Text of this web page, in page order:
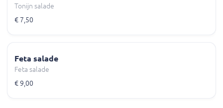
Tonijn salade
€ 7,50
Feta salade
Feta salade
€ 9,00